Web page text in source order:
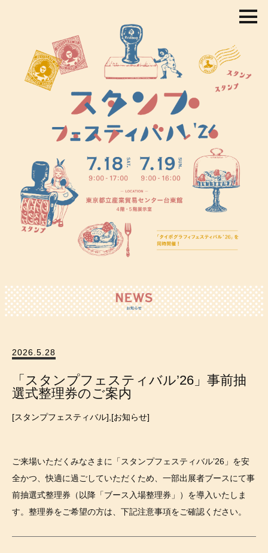
2026.5.28
「スタンプフェスティバル’26」事前抽
選式整理券のご案内
スタンプフェスティバル , お知らせ
ご来場いただくみなさまに「スタンプフェスティバル’26」を安
全かつ、快適に過ごしていただくため、一部出展者ブースにて事
前抽選式整理券（以降「ブース入場整理券」）を導入いたしま
す。整理券をご希望の方は、下記注意事項をご確認ください。